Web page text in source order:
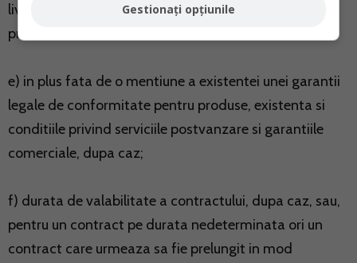
livreze produsele sau sa presteze serviciile si politica
profesionistului de solutionare a reclamatiilor;
e) in plus fata de o mentiune a existentei unei garantii
legale de conformitate pentru produse, existenta si
conditiile privind serviciile postvanzare si garantiile
comerciale, dupa caz;
f) durata de valabilitate a contractului, dupa caz, sau,
pentru un contract pe durata nedeterminata ori un
contract care urmeaza sa fie prelungit in mod
Gestionați opțiunile